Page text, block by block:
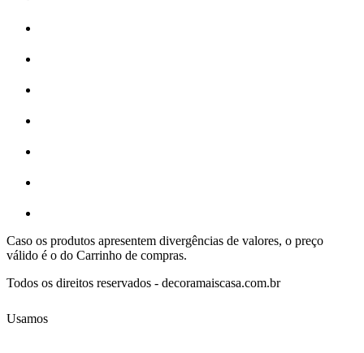
Caso os produtos apresentem divergências de valores, o preço
válido é o do Carrinho de compras.
Todos os direitos reservados - decoramaiscasa.com.br
Usamos